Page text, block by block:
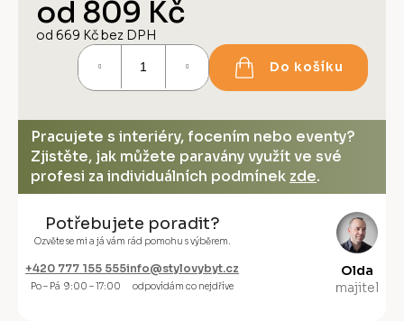
od 809 Kč
od 669 Kčbez DPH
Do košíku
Pracujete s interiéry, focením nebo eventy?
Zjistěte, jak můžete paravány využít ve své
profesi za individuálních podmínek zde.
Potřebujete poradit?
Ozvěte se mi a já vám rád pomohu s výběrem.
+420 777 155 555
Po – Pá 9:00 – 17:00
info@stylovybyt.cz
odpovídám co nejdříve
Olda
majitel